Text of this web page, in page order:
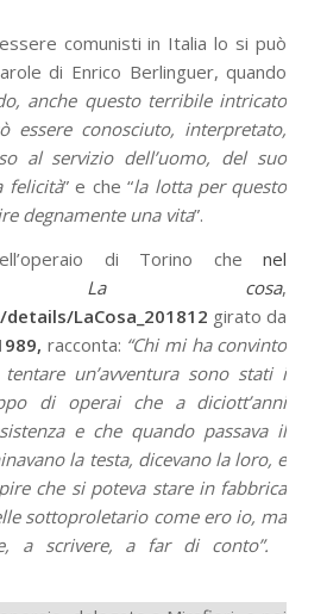
comunisti in Italia lo si può
di Enrico Berlinguer, quando
anche questo terribile intricato
essere conosciuto, interpretato,
al servizio dell’uomo, del suo
felicità” e che “la lotta per questo
degnamente una vita”.
di Torino chenel
La cosa,
LaCosa_201812 girato da
racconta: “Chi mi ha convinto
un’avventura sono stati i
di operai che a diciott’anni
e che quando passava il
la testa, dicevano la loro, e
che si poteva stare in fabbrica
sottoproletario come ero io, ma
a scrivere, a far di conto”.